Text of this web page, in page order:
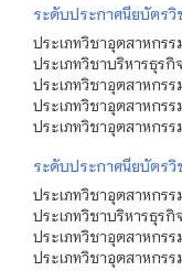
ระดับประกาศนียบัตรวิ
ประเภทวิชาอุตสาหกรร
ประเภทวิชาบริหารธุรกิจ
ประเภทวิชาอุตสาหกรร
ประเภทวิชาอุตสาหกรร
ประเภทวิชาอุตสาหกรร
ระดับประกาศนียบัตรวิ
ประเภทวิชาอุตสาหกรร
ประเภทวิชาบริหารธุรกิจ
ประเภทวิชาอุตสาหกรร
ประเภทวิชาอุตสาหกรร